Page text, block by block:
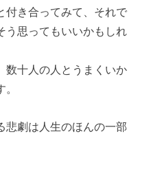
付き合ってみて、それで
う思ってもいいかもしれ
数十人の人とうまくいか
悲劇は人生のほんの一部